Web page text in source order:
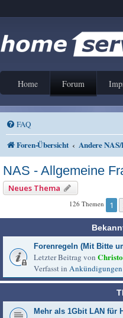
Home Forum
FAQ
Foren-Übersicht
NAS - Allgemeine
Neues Thema
126 Themen 1
Forenregeln (Mit Bitte
Letzter Beitrag von
Verfasst in Ankündigungen
Mehr als 1Gbit LAN für